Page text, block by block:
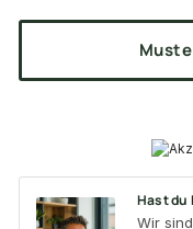
Hast du
Wir